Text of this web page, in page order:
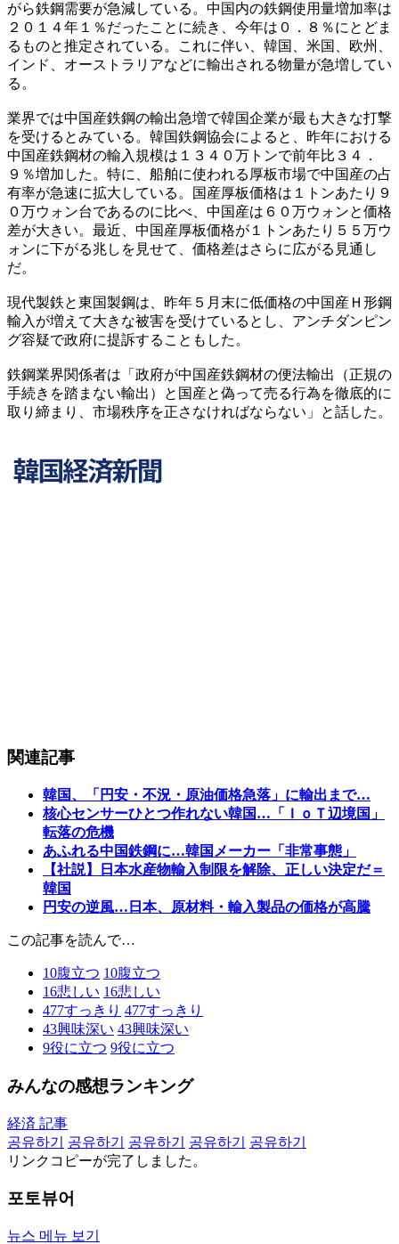
がら鉄鋼需要が急減している。中国内の鉄鋼使用量増加率は
２０１４年１％だったことに続き、今年は０．８％にとどま
るものと推定されている。これに伴い、韓国、米国、欧州、
インド、オーストラリアなどに輸出される物量が急増してい
る。
業界では中国産鉄鋼の輸出急増で韓国企業が最も大きな打撃
を受けるとみている。韓国鉄鋼協会によると、昨年における
中国産鉄鋼材の輸入規模は１３４０万トンで前年比３４．
９％増加した。特に、船舶に使われる厚板市場で中国産の占
有率が急速に拡大している。国産厚板価格は１トンあたり９
０万ウォン台であるのに比べ、中国産は６０万ウォンと価格
差が大きい。最近、中国産厚板価格が１トンあたり５５万ウ
ォンに下がる兆しを見せて、価格差はさらに広がる見通し
だ。
現代製鉄と東国製鋼は、昨年５月末に低価格の中国産Ｈ形鋼
輸入が増えて大きな被害を受けているとし、アンチダンピン
グ容疑で政府に提訴することもした。
鉄鋼業界関係者は「政府が中国産鉄鋼材の便法輸出（正規の
手続きを踏まない輸出）と国産と偽って売る行為を徹底的に
取り締まり、市場秩序を正さなければならない」と話した。
関連記事
韓国、「円安・不況・原油価格急落」に輸出まで…
核心センサーひとつ作れない韓国…「ＩｏＴ辺境国」
転落の危機
あふれる中国鉄鋼に…韓国メーカー「非常事態」
【社説】日本水産物輸入制限を解除、正しい決定だ＝
韓国
円安の逆風…日本、原材料・輸入製品の価格が高騰
この記事を読んで…
10腹立つ 10腹立つ
16悲しい 16悲しい
477すっきり 477すっきり
43興味深い 43興味深い
9役に立つ 9役に立つ
みんなの感想ランキング
経済 記事
공유하기
공유하기 공유하기 공유하기
공유하기
リンクコピーが完了しました。
포토뷰어
뉴스 메뉴 보기